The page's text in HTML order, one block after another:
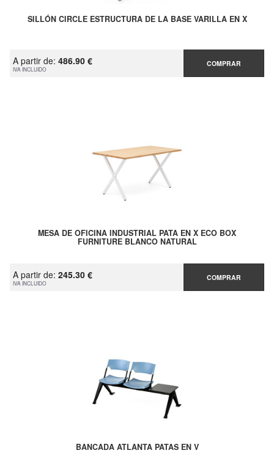
SILLÓN CIRCLE ESTRUCTURA DE LA BASE VARILLA EN X
A partir de: 486.90 €
IVA INCLUIDO
COMPRAR
MESA DE OFICINA INDUSTRIAL PATA EN X ECO BOX
FURNITURE BLANCO NATURAL
A partir de: 245.30 €
IVA INCLUIDO
COMPRAR
BANCADA ATLANTA PATAS EN V